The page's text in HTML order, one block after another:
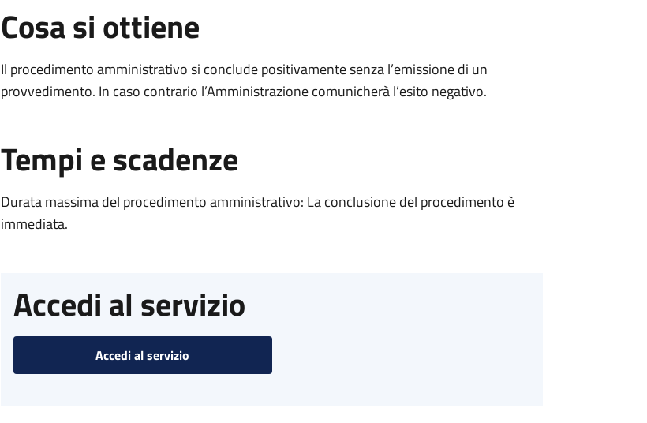
Cosa si ottiene
Il procedimento amministrativo si conclude positivamente senza l’emissione di un
provvedimento. In caso contrario l’Amministrazione comunicherà l’esito negativo.
Tempi e scadenze
Durata massima del procedimento amministrativo: La conclusione del procedimento è
immediata.
Accedi al servizio
Accedi al servizio